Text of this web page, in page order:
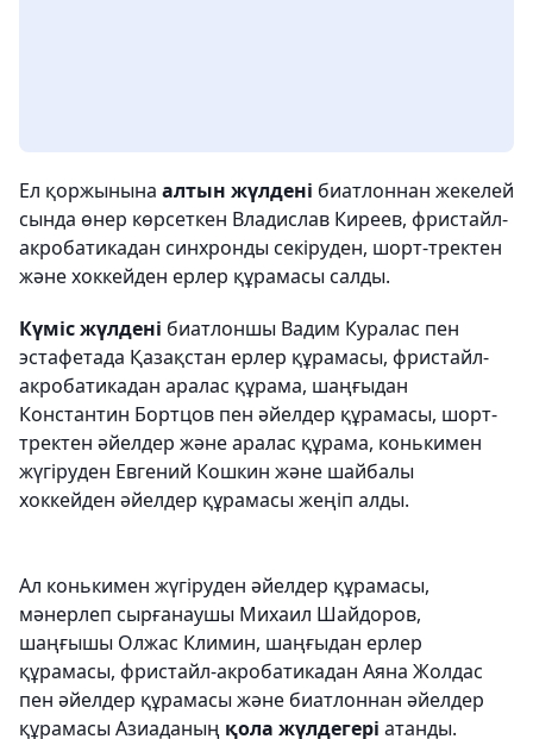
Ел қоржынына алтын жүлдені биатлоннан жекелей
сында өнер көрсеткен Владислав Киреев, фристайл-
акробатикадан синхронды секіруден, шорт-тректен
және хоккейден ерлер құрамасы салды.
Күміс жүлдені биатлоншы Вадим Куралас пен
эстафетада Қазақстан ерлер құрамасы, фристайл-
акробатикадан аралас құрама, шаңғыдан
Константин Бортцов пен әйелдер құрамасы, шорт-
тректен әйелдер және аралас құрама, конькимен
жүгіруден Евгений Кошкин және шайбалы
хоккейден әйелдер құрамасы жеңіп алды.
Ал конькимен жүгіруден әйелдер құрамасы,
мәнерлеп сырғанаушы Михаил Шайдоров,
шаңғышы Олжас Климин, шаңғыдан ерлер
құрамасы, фристайл-акробатикадан Аяна Жолдас
пен әйелдер құрамасы және биатлоннан әйелдер
құрамасы Азиаданың қола жүлдегері атанды.